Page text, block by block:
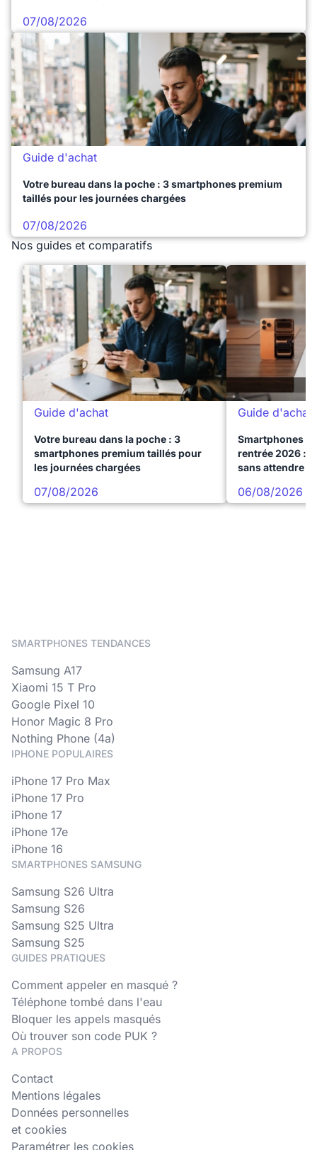
07/08/2026
Guide d'achat
Votre bureau dans la poche : 3 smartphones premium
taillés pour les journées chargées
07/08/2026
Nos guides et comparatifs
Guide d'achat
Votre bureau dans la poche : 3
smartphones premium taillés pour
les journées chargées
07/08/2026
Guide d'achat
Smartphones
rentrée 2026 :
sans attendre
06/08/2026
SMARTPHONES TENDANCES
Samsung A17
Xiaomi 15 T Pro
Google Pixel 10
Honor Magic 8 Pro
Nothing Phone (4a)
IPHONE POPULAIRES
iPhone 17 Pro Max
iPhone 17 Pro
iPhone 17
iPhone 17e
iPhone 16
SMARTPHONES SAMSUNG
Samsung S26 Ultra
Samsung S26
Samsung S25 Ultra
Samsung S25
GUIDES PRATIQUES
Comment appeler en masqué ?
Téléphone tombé dans l'eau
Bloquer les appels masqués
Où trouver son code PUK ?
A PROPOS
Contact
Mentions légales
Données personnelles
et cookies
Paramétrer les cookies